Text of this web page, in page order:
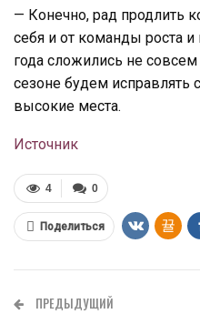
— Конечно, рад продлить
себя и от команды роста
года сложились не
сезоне будем исправлять
высокие места.
Источник
0
4
Поделиться
ПРЕДЫДУЩИЙ